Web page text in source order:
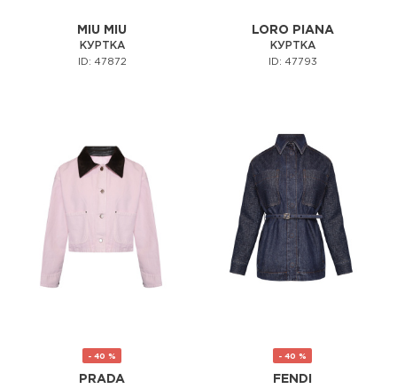
MIU MIU
КУРТКА
ID: 47872
LORO PIANA
КУРТКА
ID: 47793
- 40 %
PRADA
- 40 %
FENDI